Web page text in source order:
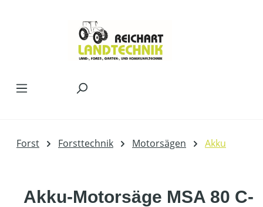
Forst Forsttechnik Motorsägen Akku
Akku-Motorsäge MSA 80 C-